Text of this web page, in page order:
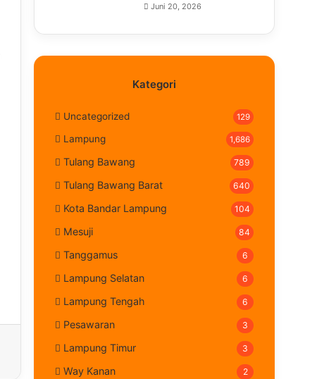
Juni 20, 2026
Kategori
Uncategorized 129
Lampung 1,686
Tulang Bawang 789
Tulang Bawang Barat 640
Kota Bandar Lampung 104
Mesuji 84
Tanggamus 6
Lampung Selatan 6
Lampung Tengah 6
Pesawaran 3
Lampung Timur 3
Way Kanan 2